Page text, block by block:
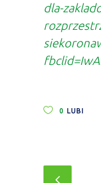
dla-
0 LUBI